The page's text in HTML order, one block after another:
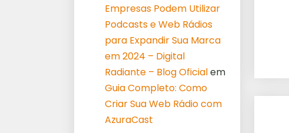
Empresas Podem Utilizar
Podcasts e Web Rádios
para Expandir Sua Marca
em 2024 – Digital
Radiante – Blog Oficialem
Guia Completo: Como
Criar Sua Web Rádio com
AzuraCast